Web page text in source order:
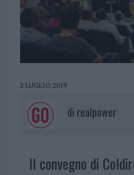
2 LUGLIO 2019
di realpower
Il convegno di